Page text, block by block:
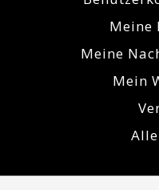
Meine
Meine
Mein